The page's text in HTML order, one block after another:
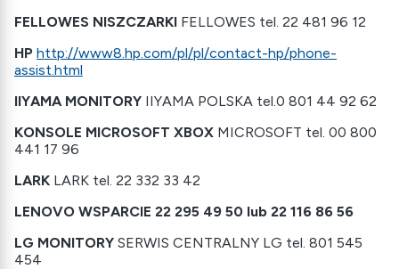
FELLOWES NISZCZARKI FELLOWES tel. 22 481 96 12
HP http://www8.hp.com/pl/pl/contact-hp/phone-
assist.html
IIYAMA MONITORY IIYAMA POLSKA tel.0 801 44 92 62
KONSOLE MICROSOFT XBOX MICROSOFT tel. 00 800
441 17 96
LARK LARK tel. 22 332 33 42
LENOVO WSPARCIE 22 295 49 50 lub 22 116 86 56
LG MONITORY SERWIS CENTRALNY LG tel. 801 545
454